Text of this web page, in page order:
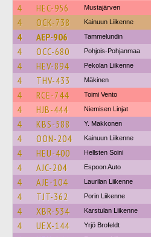
4 HEC-956 Mustajärven
4 OCK-738 Kainuun Liikenne
4 AEP-906 Tammelundin
4 OCC-680 Pohjois-Pohjanmaa
4 HEV-894 Pekolan Liikenne
4 THV-433 Mäkinen
4 RCE-744 Toimi Vento
4 HJB-444 Niemisen Linjat
4 KBS-588 Y. Makkonen
4 OON-204 Kainuun Liikenne
4 HEU-400 Hellsten Soini
4 AJC-204 Espoon Auto
4 AJE-104 Laurilan Liikenne
4 TJT-362 Porin Liikenne
4 XBR-534 Karstulan Liikenne
4 UEX-144 Yrjö Brofeldt